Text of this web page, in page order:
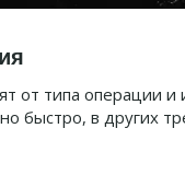
от типа операции
быстро, в других